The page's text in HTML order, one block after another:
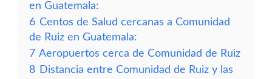
en Guatemala:
6 Centos de Salud cercanas a Comunidad
de Ruiz en Guatemala:
7 Aeropuertos cerca de Comunidad de Ruiz
8 Distancia entre Comunidad de Ruiz y las